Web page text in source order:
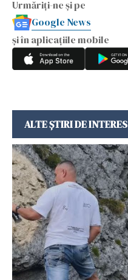
Urmăriți-ne și pe
Google News
și în aplicațiile mobile
ALTE ȘTIRI DE INTERES